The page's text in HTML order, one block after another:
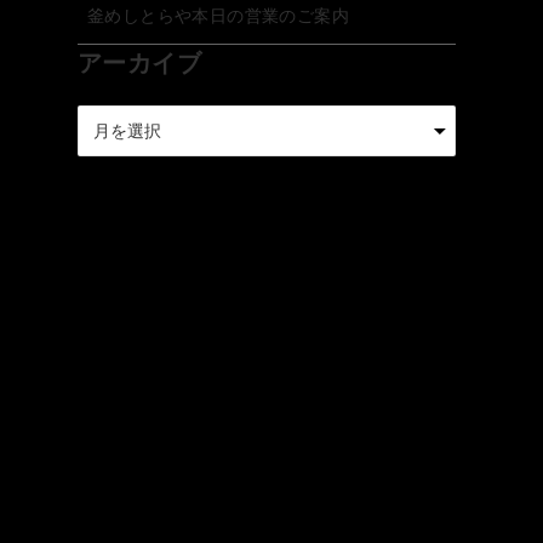
釜めしとらや本日の営業のご案内
アーカイブ